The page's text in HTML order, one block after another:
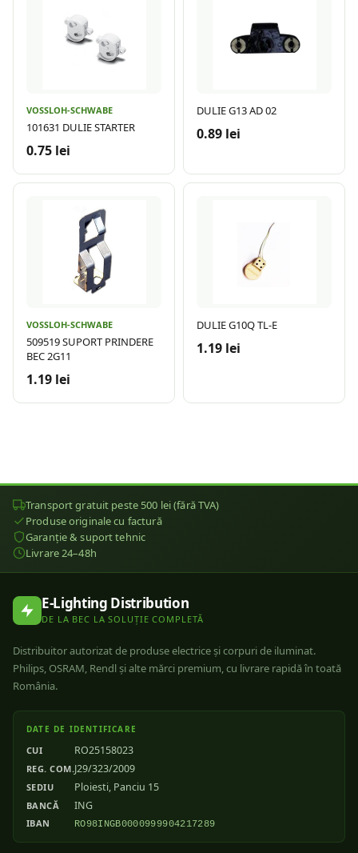
VOSSLOH-SCHWABE
101631 DULIE STARTER
0.75 lei
DULIE G13 AD 02
0.89 lei
VOSSLOH-SCHWABE
509519 SUPORT PRINDERE
BEC 2G11
1.19 lei
DULIE G10Q TL-E
1.19 lei
Transport gratuit peste 500 lei (fără TVA)
Produse originale cu factură
Garanție & suport tehnic
Livrare 24–48h
E-Lighting Distribution
DE LA BEC LA SOLUȚIE COMPLETĂ
Distribuitor autorizat de produse electrice și corpuri de iluminat.
Philips, OSRAM, Rendl și alte mărci premium, cu livrare rapidă în toată
România.
DATE DE IDENTIFICARE
CUI RO25158023
REG. COM.J29/323/2009
SEDIU Ploiesti, Panciu 15
BANCĂ ING
IBAN RO98INGB0000999904217289